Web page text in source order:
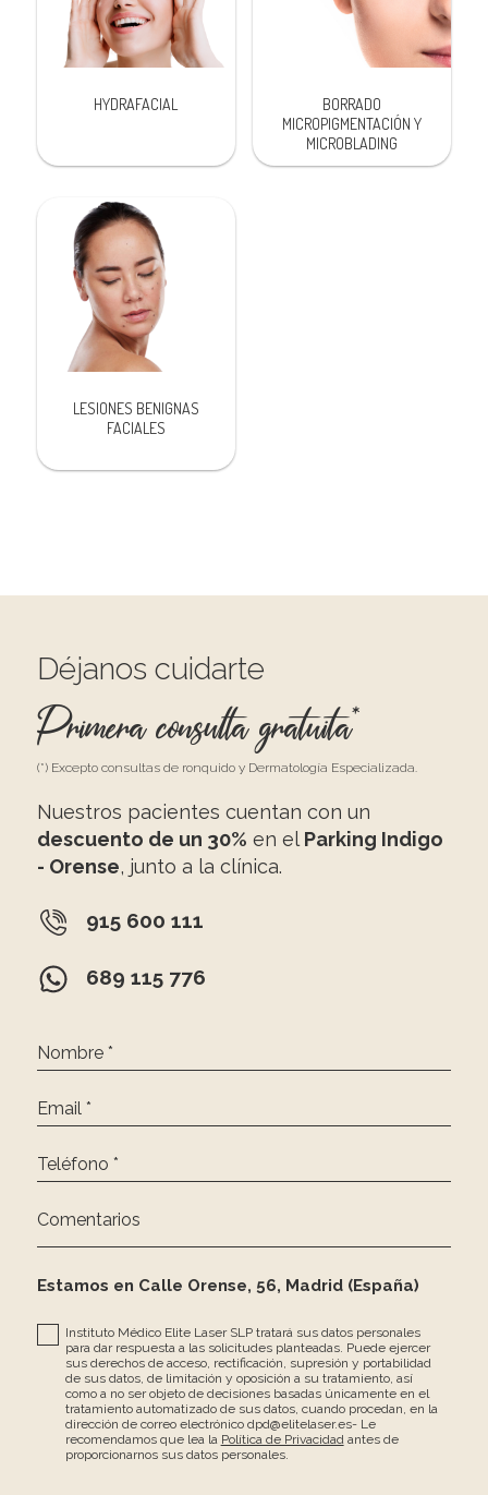
HYDRAFACIAL
BORRADO
MICROPIGMENTACIÓN Y
MICROBLADING
LESIONES BENIGNAS
FACIALES
Déjanos cuidarte
Primera consulta gratuita*
(*) Excepto consultas de ronquido y Dermatología Especializada.
Nuestros pacientes cuentan con un
descuento de un 30% en el Parking Indigo
- Orense, junto a la clínica.
915 600 111
689 115 776
Nombre *
Email *
Teléfono *
Comentarios
Estamos en Calle Orense, 56, Madrid (España)
Instituto Médico Elite Laser SLP tratará sus datos personales
para dar respuesta a las solicitudes planteadas. Puede ejercer
sus derechos de acceso, rectificación, supresión y portabilidad
de sus datos, de limitación y oposición a su tratamiento, así
como a no ser objeto de decisiones basadas únicamente en el
tratamiento automatizado de sus datos, cuando procedan, en la
dirección de correo electrónico dpd@elitelaser.es- Le
recomendamos que lea la Política de Privacidadantes de
proporcionarnos sus datos personales.